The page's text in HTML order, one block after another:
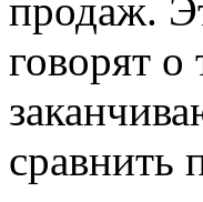
продаж.
говорят
сравнить